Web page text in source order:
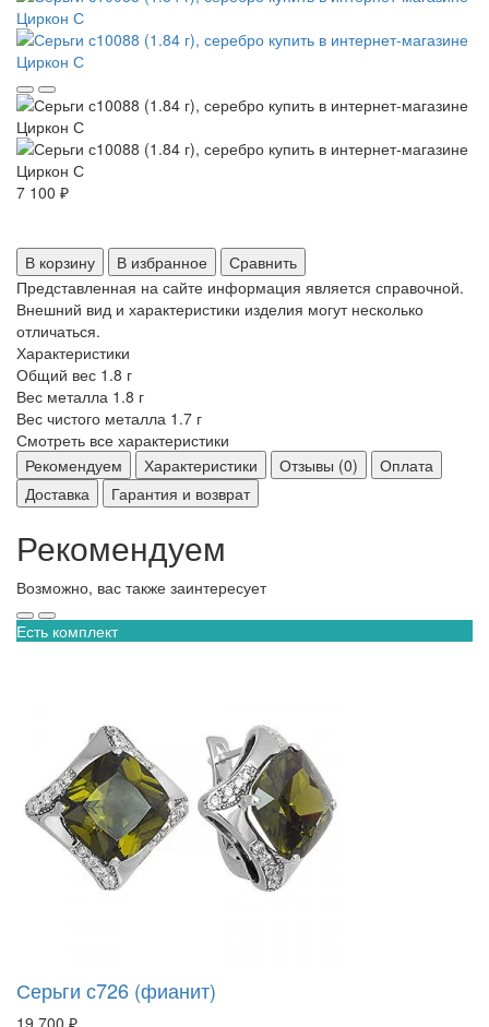
7 100 ₽
В корзину В избранное
Сравнить
Представленная на сайте информация является справочной.
Внешний вид и характеристики изделия могут несколько
отличаться.
Характеристики
Общий вес 1.8 г
Вес металла 1.8 г
Вес чистого металла 1.7 г
Смотреть все характеристики
Рекомендуем
Характеристики Отзывы (0)
Оплата
Доставка
Гарантия и возврат
Рекомендуем
Возможно, вас также заинтересует
Есть комплект
Серьги с726 (фианит)